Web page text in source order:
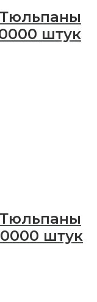
штук
штук